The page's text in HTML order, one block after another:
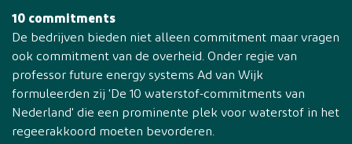
10 commitments
De bedrijven bieden niet alleen commitment maar vragen
ook commitment van de overheid. Onder regie van
professor future energy systems Ad van Wijk
formuleerden zij 'De 10 waterstof-commitments van
Nederland' die een prominente plek voor waterstof in het
regeerakkoord moeten bevorderen.